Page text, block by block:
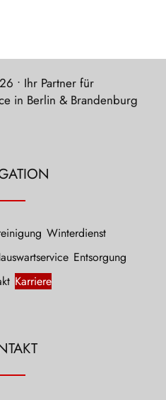
• Ihr Partner für
in Berlin & Brandenburg
Winterdienst
Entsorgung
Karriere